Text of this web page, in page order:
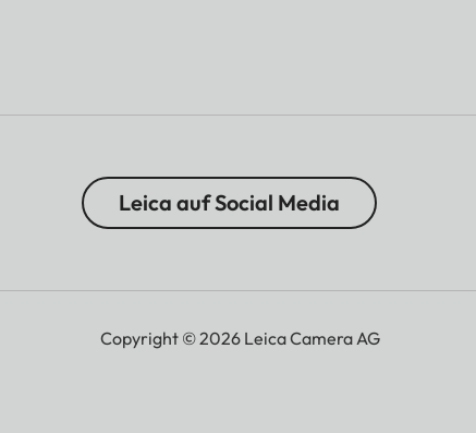
Leica auf Social Media
Copyright © 2026 Leica Camera AG